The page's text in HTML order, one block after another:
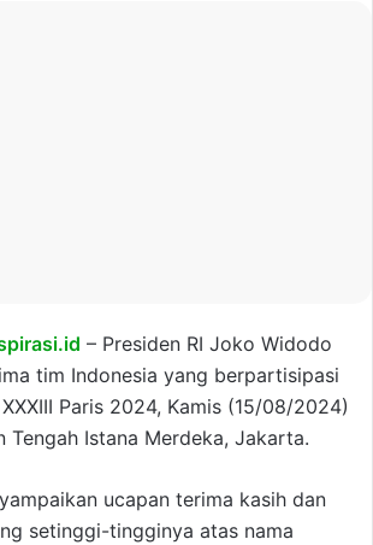
– Presiden RI Joko Widodo
tim Indonesia yang berpartisipasi
Paris 2024, Kamis (15/08/2024)
Tengah Istana Merdeka, Jakarta.
ucapan terima kasih dan
setinggi-tingginya atas nama